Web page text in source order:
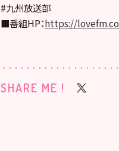
#九州放送部
■番組HP：https://
SHARE ME !